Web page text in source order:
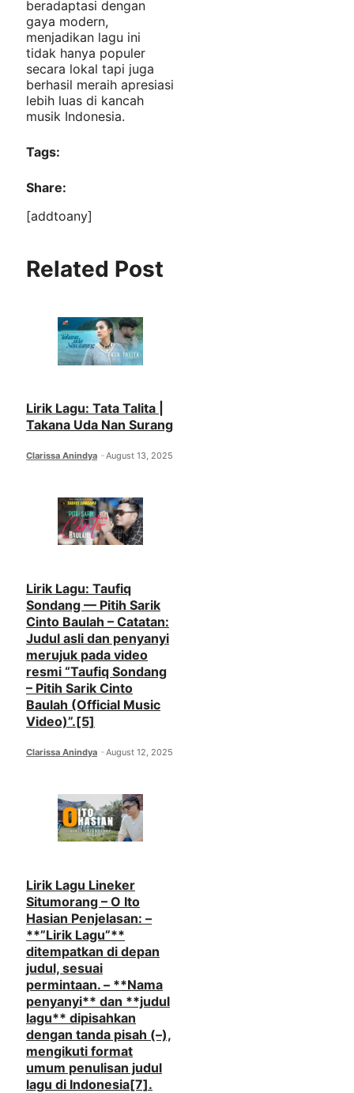
beradaptasi dengan
gaya modern,
menjadikan lagu ini
tidak hanya populer
secara lokal tapi juga
berhasil meraih apresiasi
lebih luas di kancah
musik Indonesia.
Tags:
Share:
[addtoany]
Related Post
Lirik Lagu: Tata Talita |
Takana Uda Nan Surang
Clarissa Anindya August 13, 2025
Lirik Lagu: Taufiq
Sondang — Pitih Sarik
Cinto Baulah – Catatan:
Judul asli dan penyanyi
merujuk pada video
resmi “Taufiq Sondang
– Pitih Sarik Cinto
Baulah (Official Music
Video)”.[5]
Clarissa Anindya August 12, 2025
Lirik Lagu Lineker
Situmorang – O Ito
Hasian Penjelasan: –
**”Lirik Lagu”**
ditempatkan di depan
judul, sesuai
permintaan. – **Nama
penyanyi** dan **judul
lagu** dipisahkan
dengan tanda pisah (–),
mengikuti format
umum penulisan judul
lagu di Indonesia[7].